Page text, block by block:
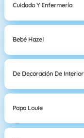
Cuidado Y Enfermería
Bebé Hazel
De Decoración De Interior
Papa Louie